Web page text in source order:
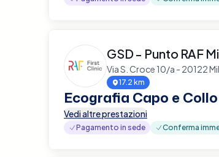
GSD - Punto RAF
Via S. Croce 10/a - 20122
17.2 km
Ecografia Capo e Collo
Vedi altre prestazioni
Pagamento in sede Conferma